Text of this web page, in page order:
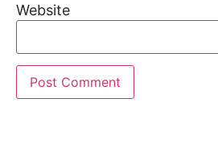
Website